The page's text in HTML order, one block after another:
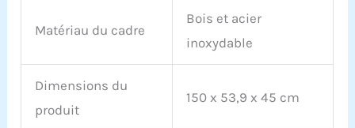
Matériau du cadre
Bois et acier
inoxydable
Dimensions du
produit
150 x 53,9 x 45 cm